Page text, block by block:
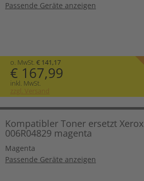
Passende Geräte anzeigen
o. MwSt. € 141,17
€ 167,99
inkl. MwSt.
zzgl. Versand
Kompatibler Toner ersetzt Xerox
006R04829 magenta
Magenta
Passende Geräte anzeigen